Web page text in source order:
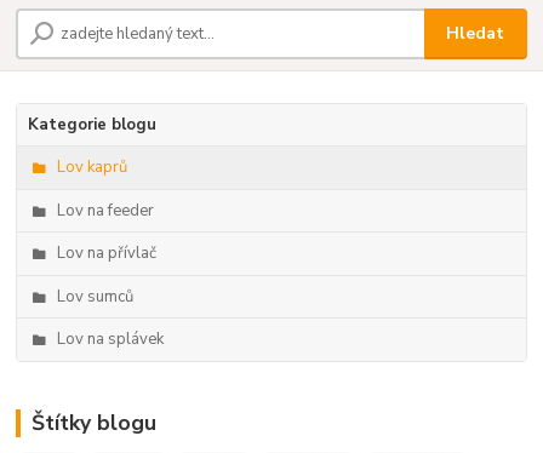
Hledat
Kategorie blogu
Lov kaprů
Lov na feeder
Lov na přívlač
Lov sumců
Lov na splávek
Štítky blogu